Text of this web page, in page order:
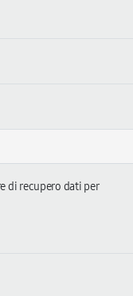
di recupero dati per